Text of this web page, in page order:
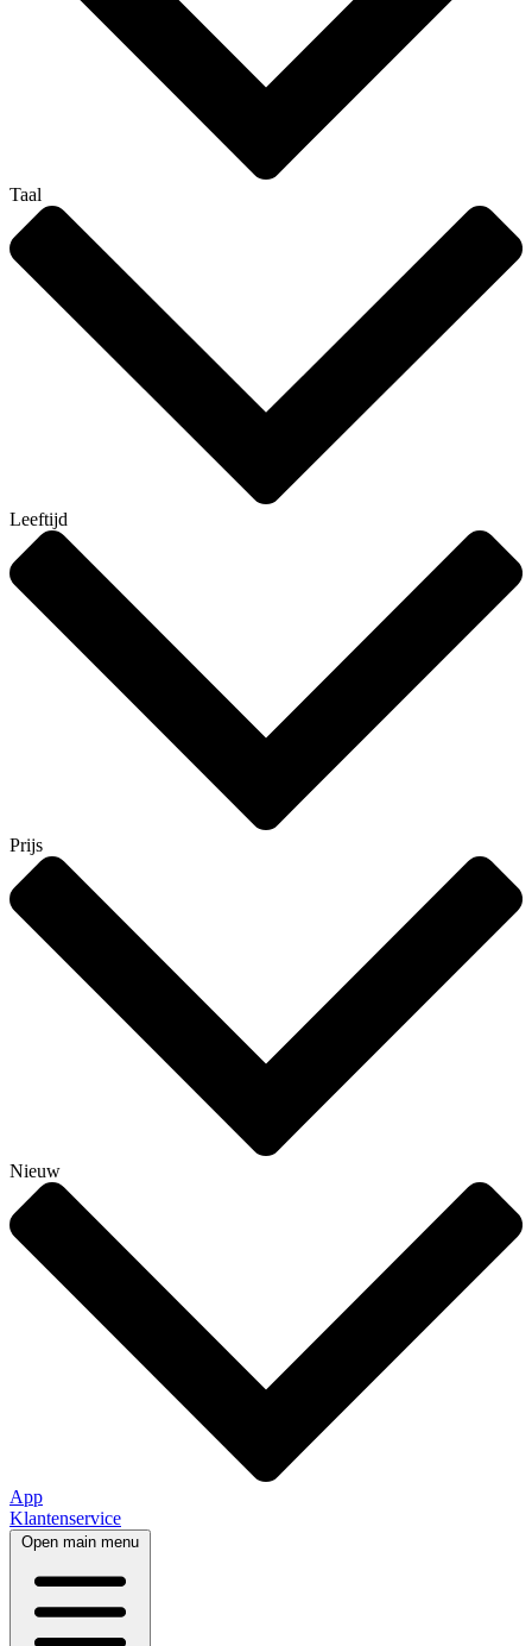
Taal
Leeftijd
Prijs
Nieuw
App
Klantenservice
Open main menu